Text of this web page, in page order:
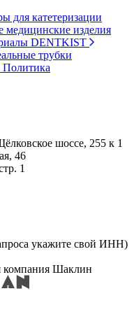
для катетеризации
медицинские изделия
DENTKIST
трубки
Политика
шоссе, 255 к 1
46
1
укажите свой ИНН)
компания Шаклин